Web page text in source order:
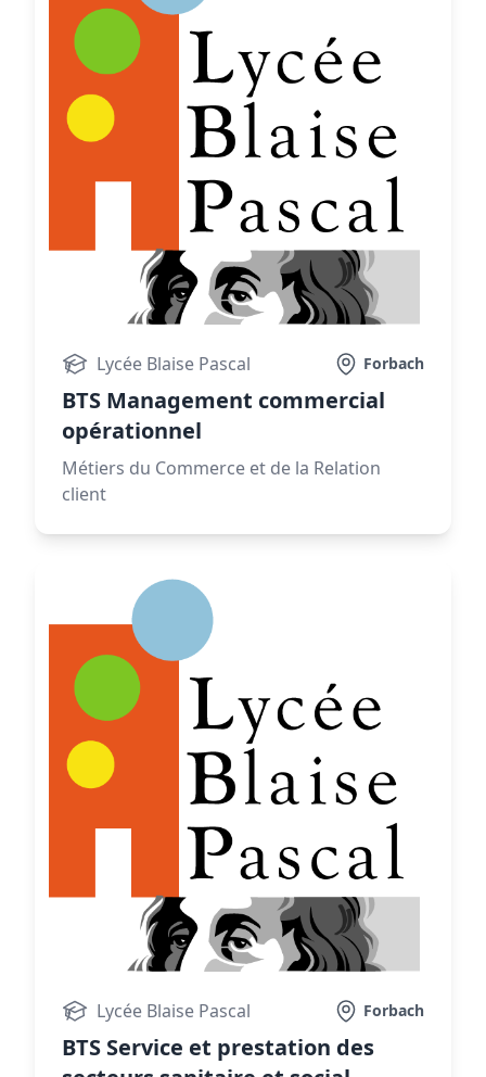
Lycée Blaise Pascal Forbach
BTS Management commercial
opérationnel
Métiers du Commerce et de la Relation
client
Lycée Blaise Pascal Forbach
BTS Service et prestation des